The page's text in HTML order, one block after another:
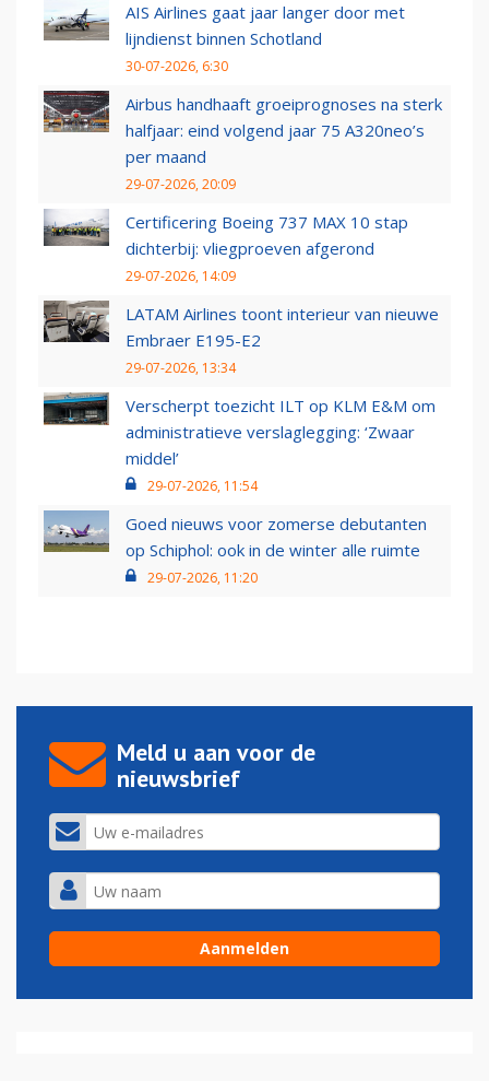
AIS Airlines gaat jaar langer door met
lijndienst binnen Schotland
30-07-2026, 6:30
Airbus handhaaft groeiprognoses na sterk
halfjaar: eind volgend jaar 75 A320neo’s
per maand
29-07-2026, 20:09
Certificering Boeing 737 MAX 10 stap
dichterbij: vliegproeven afgerond
29-07-2026, 14:09
LATAM Airlines toont interieur van nieuwe
Embraer E195-E2
29-07-2026, 13:34
Verscherpt toezicht ILT op KLM E&M om
administratieve verslaglegging: ‘Zwaar
middel’
29-07-2026, 11:54
Goed nieuws voor zomerse debutanten
op Schiphol: ook in de winter alle ruimte
29-07-2026, 11:20
Meld u aan voor de
nieuwsbrief